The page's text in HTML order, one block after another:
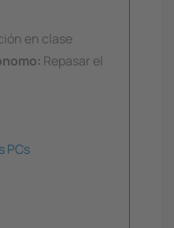
en clase
Repasar el
PCs